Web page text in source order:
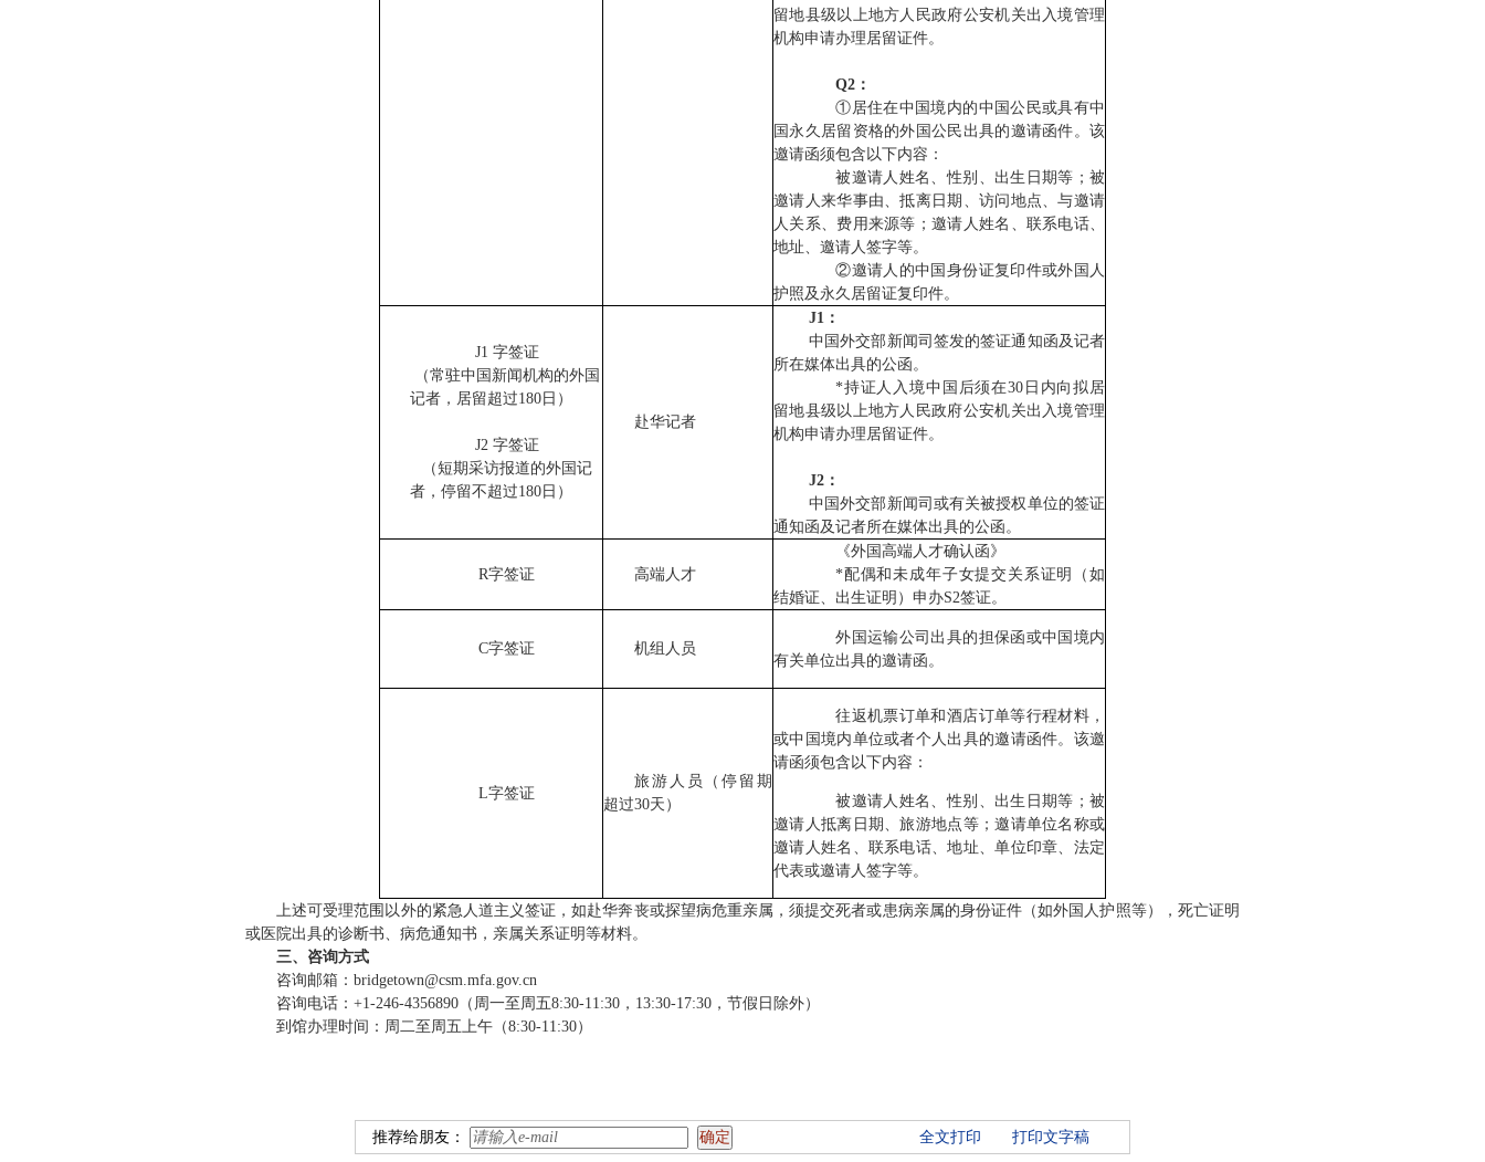
留地县级以上地方人民政府公安机关出入境管理
机构申请办理居留证件。
Q2：
①居住在中国境内的中国公民或具有中
国永久居留资格的外国公民出具的邀请函件。该
邀请函须包含以下内容：
被邀请人姓名、性别、出生日期等；被
邀请人来华事由、抵离日期、访问地点、与邀请
人关系、费用来源等；邀请人姓名、联系电话、
地址、邀请人签字等。
②邀请人的中国身份证复印件或外国人
护照及永久居留证复印件。
J1 字签证
（常驻中国新闻机构的外国
记者，居留超过180日）
J2 字签证
（短期采访报道的外国记
者，停留不超过180日）
赴华记者
J1：
中国外交部新闻司签发的签证通知函及记者
所在媒体出具的公函。
*持证人入境中国后须在30日内向拟居
留地县级以上地方人民政府公安机关出入境管理
机构申请办理居留证件。
J2：
中国外交部新闻司或有关被授权单位的签证
通知函及记者所在媒体出具的公函。
R字签证 高端人才
《外国高端人才确认函》
*配偶和未成年子女提交关系证明（如
结婚证、出生证明）申办S2签证。
C字签证 机组人员
外国运输公司出具的担保函或中国境内
有关单位出具的邀请函。
L字签证
旅游人员（停留期
超过30天）
往返机票订单和酒店订单等行程材料，
或中国境内单位或者个人出具的邀请函件。该邀
请函须包含以下内容：
被邀请人姓名、性别、出生日期等；被
邀请人抵离日期、旅游地点等；邀请单位名称或
邀请人姓名、联系电话、地址、单位印章、法定
代表或邀请人签字等。
上述可受理范围以外的紧急人道主义签证，如赴华奔丧或探望病危重亲属，须提交死者或患病亲属的身份证件（如外国人护照等），死亡证明
或医院出具的诊断书、病危通知书，亲属关系证明等材料。
三、 咨询方式
咨询邮箱： bridgetown@csm.mfa.gov.cn
咨询电话： +1-246-4356890 （周一至周五8:30-11:30 ， 13:30-17:30 ，节假日除外）
到馆办理时间：周二至周五上午（8:30-11:30）
推荐给朋友： 全文打印 打印文字稿